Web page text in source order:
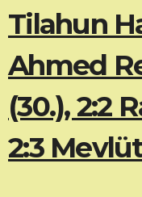
Tilahun
Ahmed
(30.), 2:2
2:3